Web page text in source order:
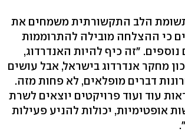
הלב התקשורתית משמחים את
כי ההצלחה מובילה להתרוממות
נוספים. "זה כיף להיות האנדרדוג,
מחקר אנדרדוג בישראל, אבל עושים
דברים מופלאים, לא פחות מזה.
עוד ועוד פרויקטים יוצאים לשרת
אופטימיות, יכולות להניע פעילות